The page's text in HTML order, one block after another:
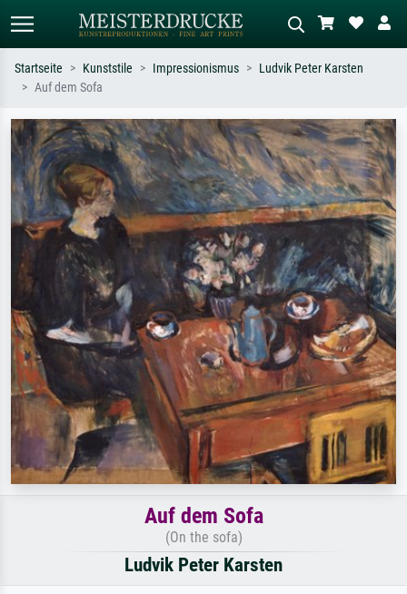
Suchen Sie nach Künstlern, Werktiteln
oder Stilen – z.B. Monet,
Sternennacht, Impressionismus, Welle
Hokusai, Akt.
Beschreiben Sie die Szene – z.B. Grüne
Wiese, Abstrakt mit viel Rot, Dunkles
Ölgemälde, Stehender Akt neben einem
Baum.
Startseite Kunststile Impressionismus
Ludvik Peter Karsten
Auf dem Sofa
Auf dem Sofa
(On the sofa)
Ludvik Peter Karsten